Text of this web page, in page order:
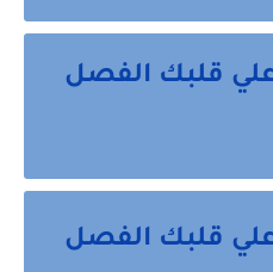
علي قلبك الفصل
علي قلبك الفصل